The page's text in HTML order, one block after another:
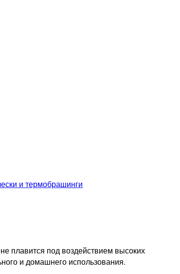
и термобрашинги
плавится под воздействием высоких
и домашнего использования.